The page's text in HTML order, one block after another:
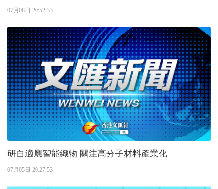
07月08日 20:52:33
研自適應智能織物 關注高分子材料產業化
07月05日 20:27:53